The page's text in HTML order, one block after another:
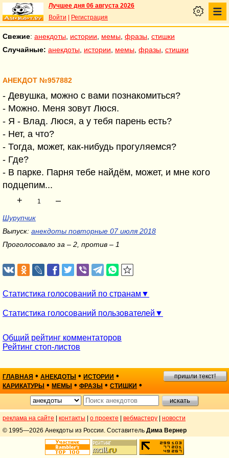
Лучшее дня 06 августа 2026
Войти
Регистрация
Свежие: анекдоты истории мемы фразы стишки
Случайные: анекдоты истории мемы фразы стишки
АНЕКДОТ №957882
- Девушка, можно с вами познакомиться?
- Можно. Меня зовут Люся.
- Я - Влад. Люся, а у тебя парень есть?
- Нет, а что?
- Тогда, может, как-нибудь прогуляемся?
- Где?
- В парке. Парня тебе найдём, может, и мне кого
подцепим...
+
1 –
Шурупчик
Выпуск: анекдоты повторные 07 июля 2018
Проголосовало за – 2, против – 1
Статистика голосований по странам
Статистика голосований пользователей
Общий рейтинг комментаторов
Рейтинг стоп-листов
ГЛАВНАЯ • АНЕКДОТЫ • ИСТОРИИ •
КАРИКАТУРЫ • МЕМЫ • ФРАЗЫ • СТИШКИ •
пришли текст!
реклама на сайте контакты о проекте вебмастеру
новости
© 1995—2026 Анекдоты из России. Составитель Дима Вернер